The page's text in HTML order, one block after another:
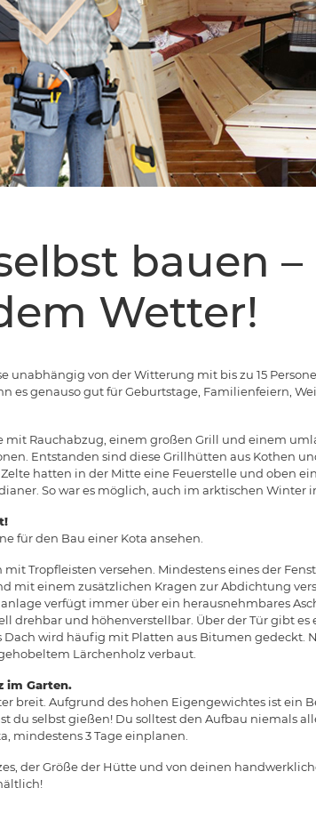
bauen –
Wetter!
unabhängig von der Witterung mit bis zu 15
es genauso gut für Geburtstage, Familienfeiern,
Rauchabzug, einem großen Grill und einem
Entstanden sind diese Grillhütten aus Kothen
hatten in der Mitte eine Feuerstelle und oben
So war es möglich, auch im arktischen Winter
für den Bau einer Kota ansehen.
Tropfleisten versehen. Mindestens eines der
mit einem zusätzlichen Kragen zur Abdichtung
verfügt immer über ein herausnehmbares
drehbar und höhenverstellbar. Über der Tür gibt es
Dach wird häufig mit Platten aus Bitumen gedeckt.
Lärchenholz verbaut.
im Garten.
breit. Aufgrund des hohen Eigengewichtes ist ein
du selbst gießen! Du solltest den Aufbau niemals
mindestens 3 Tage einplanen.
der Größe der Hütte und von deinen